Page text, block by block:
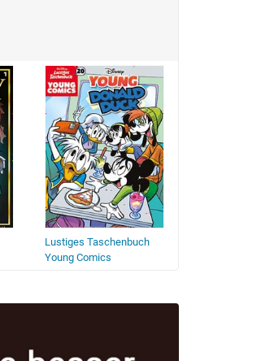
Lustiges Taschenbuch
Young Comics